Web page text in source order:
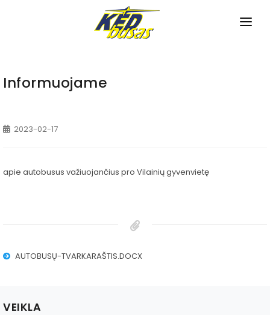
APIE MUS
Miesto maršrutai
Tarpmiestiniai maršrutai
NAUJIENOS
Autobusų nuoma
Aikštelės nuoma
Informuojame
2023-02-17
apie autobusus važiuojančius pro Vilainių gyvenvietę
AUTOBUSŲ-TVARKARAŠTIS.DOCX
VEIKLA